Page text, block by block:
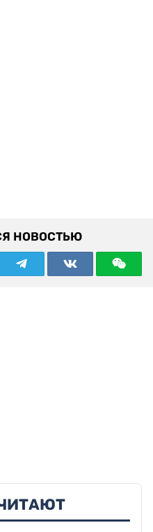
НОВОСТЬЮ